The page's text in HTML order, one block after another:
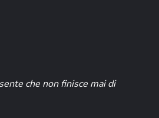
che non finisce mai di